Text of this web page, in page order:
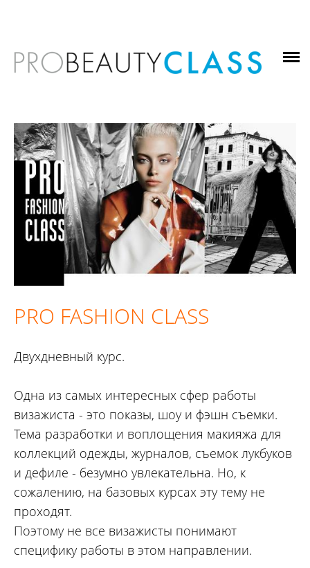
О СТУДИИ
УСЛУГИ КРАСОТЫ
КОНТАКТЫ
КУПИТЬ КИСТИ VALERIYA KUTSAN
WWW.KUTSANVALERIYA.COM
PRO FASHION CLASS
Двухдневный курс.
Одна из самых интересных сфер работы
визажиста - это показы, шоу и фэшн съемки.
Тема разработки и воплощения макияжа для
коллекций одежды, журналов, съемок лукбуков
и дефиле - безумно увлекательна. Но, к
сожалению, на базовых курсах эту тему не
проходят.
Поэтому не все визажисты понимают
специфику работы в этом направлении.